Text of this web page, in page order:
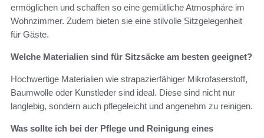
ermöglichen und schaffen so eine gemütliche Atmosphäre im
Wohnzimmer. Zudem bieten sie eine stilvolle Sitzgelegenheit
für Gäste.
Welche Materialien sind für Sitzsäcke am besten geeignet?
Hochwertige Materialien wie strapazierfähiger Mikrofaserstoff,
Baumwolle oder Kunstleder sind ideal. Diese sind nicht nur
langlebig, sondern auch pflegeleicht und angenehm zu reinigen.
Was sollte ich bei der Pflege und Reinigung eines